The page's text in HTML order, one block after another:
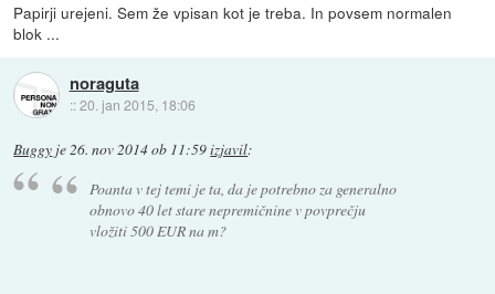
Papirji urejeni. Sem že vpisan kot je treba. In povsem normalen
blok ...
noraguta
::20. jan 2015, 18:06
Buggy je26. nov 2014 ob 11:59izjavil:
Poanta v tej temi je ta, da je potrebno za generalno
obnovo 40 let stare nepremičnine v povprečju
vložiti 500 EUR na m?